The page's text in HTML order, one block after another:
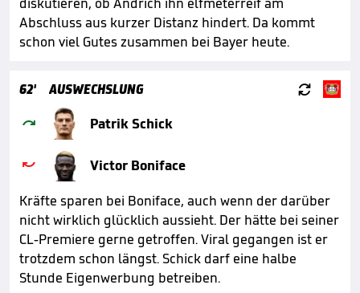
Abschluss aus kurzer Distanz hindert. Da kommt
schon viel Gutes zusammen bei Bayer heute.
62' AUSWECHSLUNG 
 Patrik Schick

Victor Boniface
Kräfte sparen bei Boniface, auch wenn der darüber
nicht wirklich glücklich aussieht. Der hätte bei seiner
CL-Premiere gerne getroffen. Viral gegangen ist er
trotzdem schon längst. Schick darf eine halbe
Stunde Eigenwerbung betreiben.